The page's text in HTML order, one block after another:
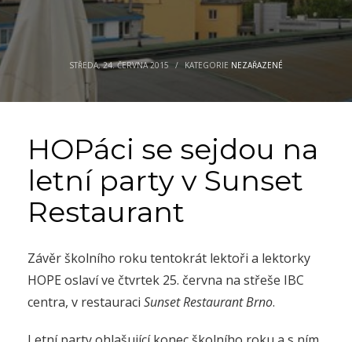
STŘEDA, 24. ČERVNA 2015 / KATEGORIE NEZAŘAZENÉ
HOPáci se sejdou na
letní party v Sunset
Restaurant
Závěr školního roku tentokrát lektoři a lektorky
HOPE oslaví ve čtvrtek 25. června na střeše IBC
centra, v restauraci Sunset Restaurant Brno.